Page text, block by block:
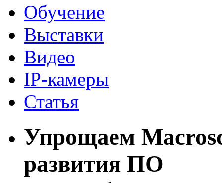
Обучение
Выставки
Видео
IP-камеры
Статья
Упрощаем
развития ПО